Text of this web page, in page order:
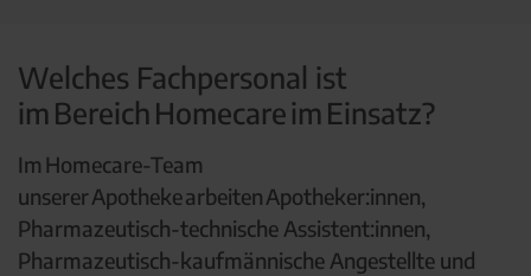
Welches Fachpersonal ist
im Bereich Homecare im Einsatz?
Im Homecare-Team
unserer Apotheke arbeiten Apotheker:innen,
Pharmazeutisch-technische Assistent:innen,
Pharmazeutisch-kaufmännische Angestellte und